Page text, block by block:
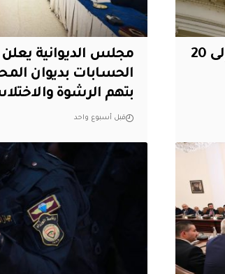
أميركا تقر سندات تأشيرات تصل إلى 20
مجلس الديوانية
الحسابات بديوان
بتهم الرشوة
قبل أسبوع واحد